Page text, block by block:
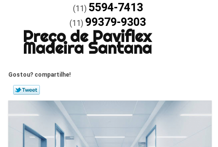
(11) 5594-7413
(11) 99379-9303
Preço de Paviflex
Madeira Santana
Gostou? compartilhe!